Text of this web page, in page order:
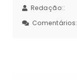
Redação::
Comentários: